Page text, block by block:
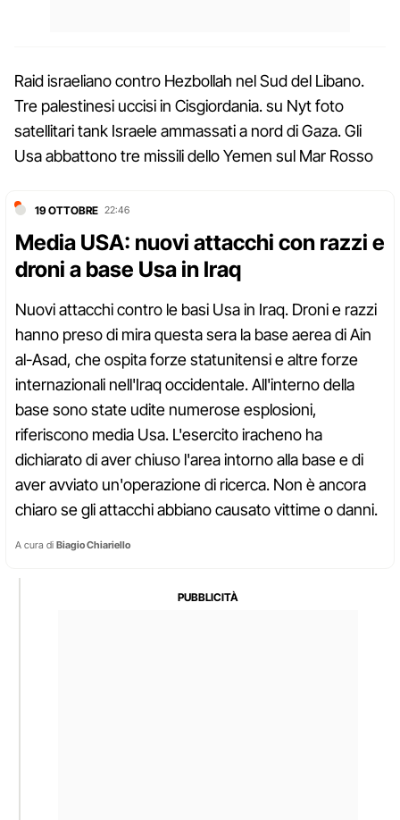
Raid israeliano contro Hezbollah nel Sud del Libano.
Tre palestinesi uccisi in Cisgiordania. su Nyt foto
satellitari tank Israele ammassati a nord di Gaza. Gli
Usa abbattono tre missili dello Yemen sul Mar Rosso
19 OTTOBRE 22:46
Media USA: nuovi attacchi con razzi e
droni a base Usa in Iraq
Nuovi attacchi contro le basi Usa in Iraq. Droni e razzi
hanno preso di mira questa sera la base aerea di Ain
al-Asad, che ospita forze statunitensi e altre forze
internazionali nell'Iraq occidentale. All'interno della
base sono state udite numerose esplosioni,
riferiscono media Usa. L'esercito iracheno ha
dichiarato di aver chiuso l'area intorno alla base e di
aver avviato un'operazione di ricerca. Non è ancora
chiaro se gli attacchi abbiano causato vittime o danni.
A cura di Biagio Chiariello